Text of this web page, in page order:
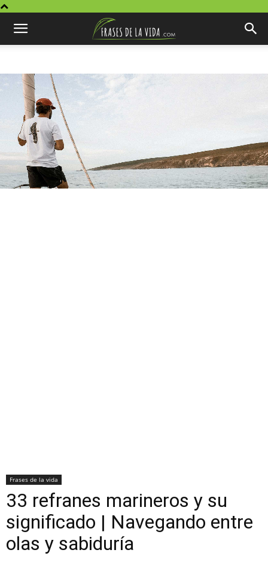
Frases de la vida
33 refranes marineros y su
significado | Navegando entre
olas y sabiduría